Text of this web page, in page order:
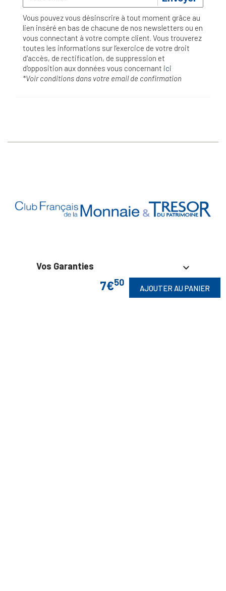
7€50
AJOUTER AU PANIER
Vous pouvez vous désinscrire à tout moment grâce au
lien inséré en bas de chacune de nos newsletters ou en
vous connectant à votre compte client. Vous trouverez
toutes les informations sur l’exercice de votre droit
d'accès, de rectification, de suppression et
d'opposition aux données vous concernant ici
*Voir conditions dans votre email de confirmation
Vos Garanties 
